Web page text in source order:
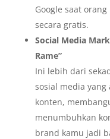
Google saat
secara gratis.
Social Media
Rame”
Ini lebih dari
sosial media
konten,
menumbuhkan
brand kamu jadi